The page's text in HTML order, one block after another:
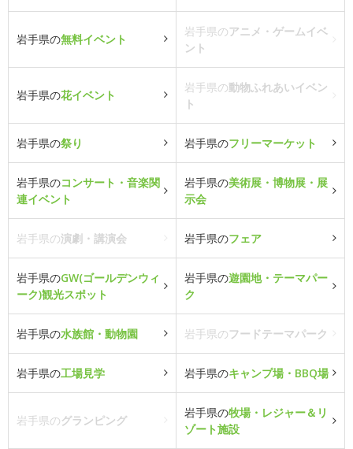
岩手県の無料イベント
岩手県のアニメ・ゲームイベ
ント
岩手県の花イベント
岩手県の動物ふれあいイベン
ト
岩手県の祭り 岩手県のフリーマーケット
岩手県のコンサート・音楽関
連イベント
岩手県の美術展・博物展・展
示会
岩手県の演劇・講演会 岩手県のフェア
岩手県のGW(ゴールデンウィ
ーク)観光スポット
岩手県の遊園地・テーマパー
ク
岩手県の水族館・動物園 岩手県のフードテーマパーク
岩手県の工場見学 岩手県のキャンプ場・BBQ場
岩手県のグランピング
岩手県の牧場・レジャー＆リ
ゾート施設